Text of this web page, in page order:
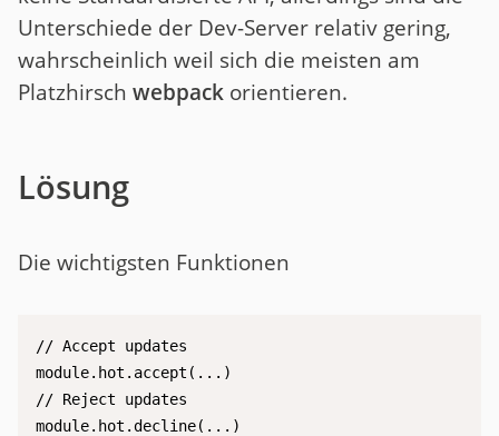
Unterschiede der Dev-Server relativ gering,
wahrscheinlich weil sich die meisten am
Platzhirsch webpack orientieren.
Lösung
Die wichtigsten Funktionen
// Accept updates
module.hot.accept(...)
// Reject updates
module.hot.decline(...)